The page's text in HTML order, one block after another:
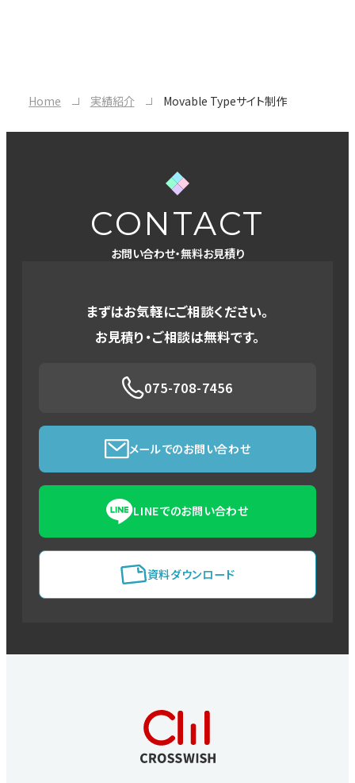
Home 実績紹介 Movable Typeサイト制作
CONTACT
お問い合わせ・無料お見積り
まずはお気軽にご相談ください。
お見積り・ご相談は無料です。
075-708-7456
メールでのお問い合わせ
LINEでのお問い合わせ
資料ダウンロード